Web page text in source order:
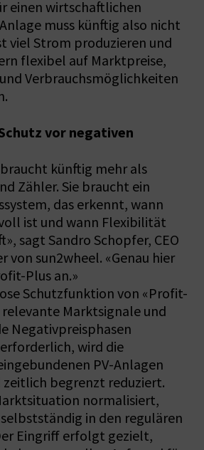
einen wirtschaftlichen
muss künftig also nicht
viel Strom produzieren und
flexibel auf Marktpreise,
Verbrauchsmöglichkeiten
vor negativen
künftig mehr als
Zähler. Sie braucht ein
das erkennt, wann
ist und wann Flexibilität
sagt Sandro Schopfer, CEO
von sun2wheel. «Genau hier
Plus an.»
Schutzfunktion von «Profit-
Marktsignale und
Negativpreisphasen
wird die
PV-Anlagen
begrenzt reduziert.
normalisiert,
in den regulären
Eingriff erfolgt gezielt,